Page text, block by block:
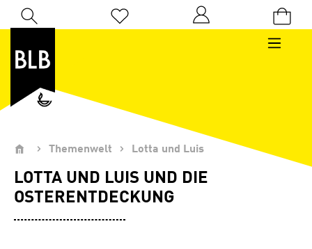
Zum Hauptinhalt springen
Du hast 0 Produkte auf dem Merkzettel
Themenwelt Lotta und Luis
LOTTA UND LUIS UND DIE
OSTERENTDECKUNG